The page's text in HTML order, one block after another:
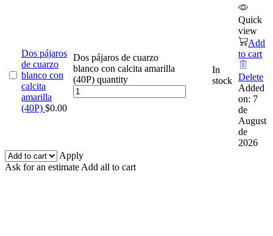
Dos pájaros
de cuarzo
blanco con
calcita
amarilla
(40P) $0.00
Dos pájaros de cuarzo
blanco con calcita amarilla
(40P) quantity
In
stock
Quick
view
Add
to cart
Delete
Added
on: 7
de
August
de
2026
Apply
Ask for an estimate Add all to cart